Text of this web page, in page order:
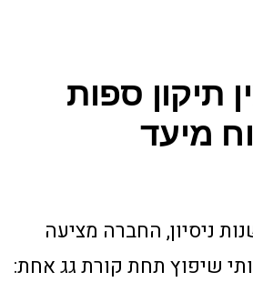
תיקון ספות
מיעד
למעלה מ-40 שנות ניסיון, החברה מציעה
שיפוץ תחת קורת גג אחת: